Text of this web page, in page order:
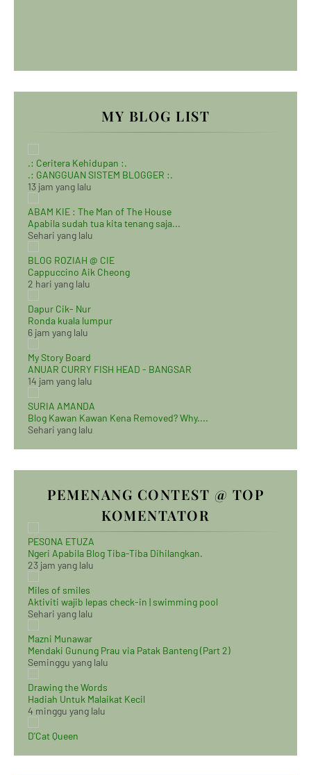
MY BLOG LIST
.: Ceritera Kehidupan :.
.: GANGGUAN SISTEM BLOGGER :.
13 jam yang lalu
ABAM KIE : The Man of The House
Apabila sudah tua kita tenang saja...
Sehari yang lalu
BLOG ROZIAH @ CIE
Cappuccino Aik Cheong
2 hari yang lalu
Dapur Cik- Nur
Ronda kuala lumpur
6 jam yang lalu
My Story Board
ANUAR CURRY FISH HEAD - BANGSAR
14 jam yang lalu
SURIA AMANDA
Blog Kawan Kawan Kena Removed? Why....
Sehari yang lalu
PEMENANG CONTEST @ TOP
KOMENTATOR
PESONA ETUZA
Ngeri Apabila Blog Tiba-Tiba Dihilangkan.
23 jam yang lalu
Miles of smiles
Aktiviti wajib lepas check-in | swimming pool
Sehari yang lalu
Mazni Munawar
Mendaki Gunung Prau via Patak Banteng (Part 2)
Seminggu yang lalu
Drawing the Words
Hadiah Untuk Malaikat Kecil
4 minggu yang lalu
D'Cat Queen